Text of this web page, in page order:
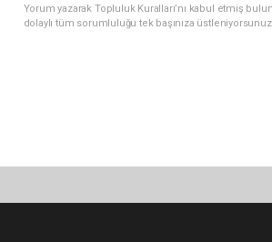
Yorum yazarak Topluluk Kuralları’nı kabul etmiş
dolaylı tüm sorumluluğu tek başınıza